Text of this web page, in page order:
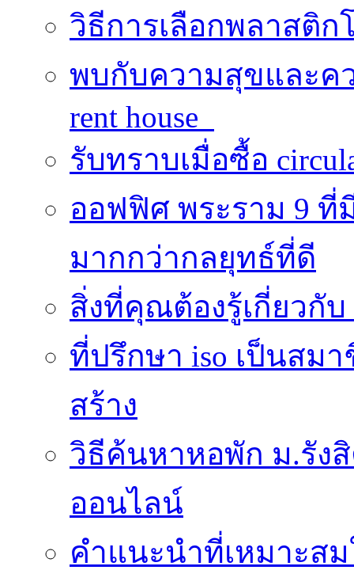
วิธีการเลือกพลาสติก
พบกับความสุขและค
rent house
รับทราบเมื่อซื้อ
ออฟฟิศ พระราม 9 ที่
มากกว่ากลยุทธ์ที่ดี
สิ่งที่คุณต้องรู้เกี่ยวกับ
ที่ปรึกษา iso เป็นสม
สร้าง
วิธีค้นหาหอพัก ม.รัง
ออนไลน์
คำแนะนำที่เหมาะสม